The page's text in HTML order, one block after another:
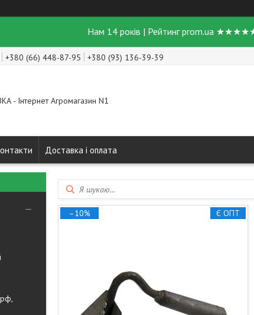
Нам 14 років | Рейтинг prom.ua ★★★★★
+380 (66) 448-87-95 +380 (93) 136-39-39
- Інтернет Агромагазин N1
Доставка і оплата
Є ОПТ
–10%